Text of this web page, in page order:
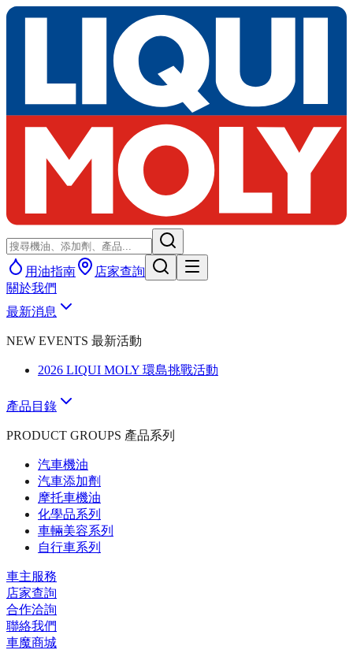
用油指南
店家查詢
關於我們
最新消息
NEW EVENTS 最新活動
2026 LIQUI MOLY 環島挑戰活動
產品目錄
PRODUCT GROUPS 產品系列
汽車機油
汽車添加劑
摩托車機油
化學品系列
車輛美容系列
自行車系列
車主服務
店家查詢
合作洽詢
聯絡我們
車魔商城